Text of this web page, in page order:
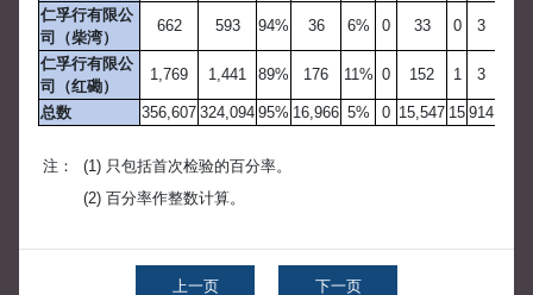
仁孚行有限公
司（柴湾）
662 593 94% 36 6% 0 33 0 3
仁孚行有限公
司（红磡）
1,769 1,441 89% 176 11% 0 152 1 3
总数 356,607 324,094 95% 16,966 5% 0 15,547 15 914
注：
(1) 只包括首次检验的百分率。
(2) 百分率作整数计算。
上一页 下一页